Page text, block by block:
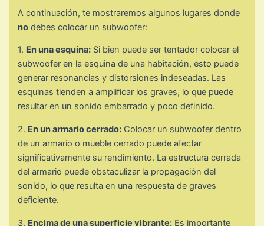
A continuación, te mostraremos algunos lugares donde
no debes colocar un subwoofer:
1. En una esquina: Si bien puede ser tentador colocar el
subwoofer en la esquina de una habitación, esto puede
generar resonancias y distorsiones indeseadas. Las
esquinas tienden a amplificar los graves, lo que puede
resultar en un sonido embarrado y poco definido.
2. En un armario cerrado: Colocar un subwoofer dentro
de un armario o mueble cerrado puede afectar
significativamente su rendimiento. La estructura cerrada
del armario puede obstaculizar la propagación del
sonido, lo que resulta en una respuesta de graves
deficiente.
3. Encima de una superficie vibrante: Es importante